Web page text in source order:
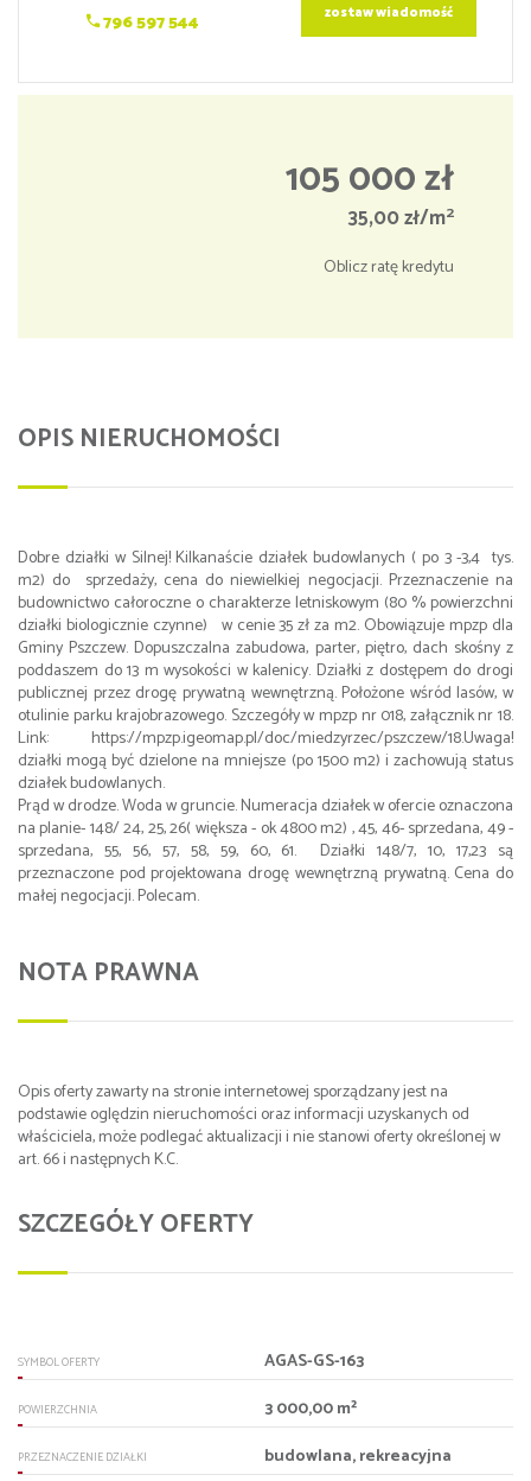
796 597 544 zostaw wiadomość
105 000 zł
35,00 zł/m2
Oblicz ratę kredytu
OPIS NIERUCHOMOŚCI
Dobre działki w Silnej! Kilkanaście działek budowlanych ( po 3 -3,4 tys.
m2) do sprzedaży, cena do niewielkiej negocjacji. Przeznaczenie na
budownictwo całoroczne o charakterze letniskowym (80 % powierzchni
działki biologicznie czynne) w cenie 35 zł za m2. Obowiązuje mpzp dla
Gminy Pszczew. Dopuszczalna zabudowa, parter, piętro, dach skośny z
poddaszem do 13 m wysokości w kalenicy. Działki z dostępem do drogi
publicznej przez drogę prywatną wewnętrzną. Położone wśród lasów, w
otulinie parku krajobrazowego. Szczegóły w mpzp nr 018, załącznik nr 18.
Link: https://mpzp.igeomap.pl/doc/miedzyrzec/pszczew/18.Uwaga!
działki mogą być dzielone na mniejsze (po 1500 m2) i zachowują status
działek budowlanych.
Prąd w drodze. Woda w gruncie. Numeracja działek w ofercie oznaczona
na planie- 148/ 24, 25, 26( większa - ok 4800 m2) , 45, 46- sprzedana, 49 -
sprzedana, 55, 56, 57, 58, 59, 60, 61. Działki 148/7, 10, 17,23 są
przeznaczone pod projektowana drogę wewnętrzną prywatną. Cena do
małej negocjacji. Polecam.
NOTA PRAWNA
Opis oferty zawarty na stronie internetowej sporządzany jest na
podstawie oględzin nieruchomości oraz informacji uzyskanych od
właściciela, może podlegać aktualizacji i nie stanowi oferty określonej w
art. 66 i następnych K.C.
SZCZEGÓŁY OFERTY
SYMBOL OFERTY AGAS-GS-163
POWIERZCHNIA 3 000,00 m²
PRZEZNACZENIE DZIAŁKI budowlana, rekreacyjna